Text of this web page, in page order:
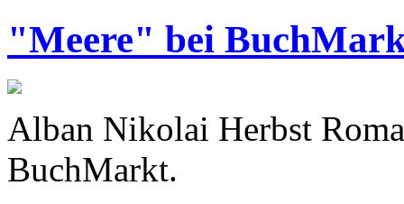
"Meere" bei
Alban Nikolai Herbst
BuchMarkt.